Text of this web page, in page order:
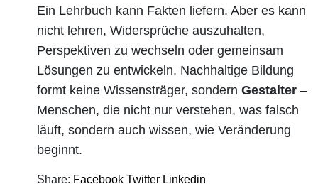
Ein Lehrbuch kann Fakten liefern. Aber es kann
nicht lehren, Widersprüche auszuhalten,
Perspektiven zu wechseln oder gemeinsam
Lösungen zu entwickeln. Nachhaltige Bildung
formt keine Wissensträger, sondern Gestalter –
Menschen, die nicht nur verstehen, was falsch
läuft, sondern auch wissen, wie Veränderung
beginnt.
Share: Facebook Twitter Linkedin